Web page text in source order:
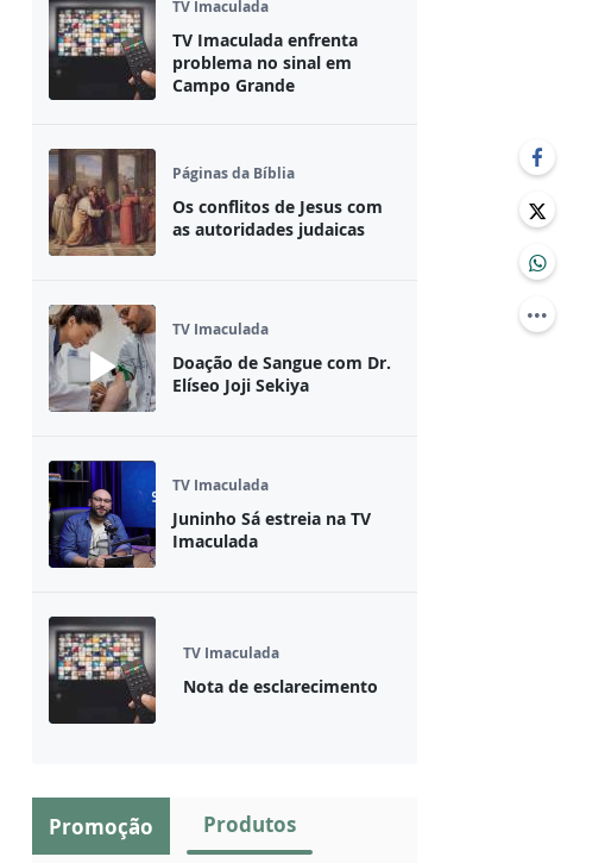
TV Imaculada
TV Imaculada enfrenta
problema no sinal em
Campo Grande
Páginas da Bíblia
Os conflitos de Jesus com
as autoridades judaicas
TV Imaculada
Doação de Sangue com Dr.
Elíseo Joji Sekiya
TV Imaculada
Juninho Sá estreia na TV
Imaculada
TV Imaculada
Nota de esclarecimento
Promoção Produtos